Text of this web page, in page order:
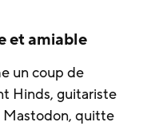
et amiable
un coup de
Hinds, guitariste
quitte